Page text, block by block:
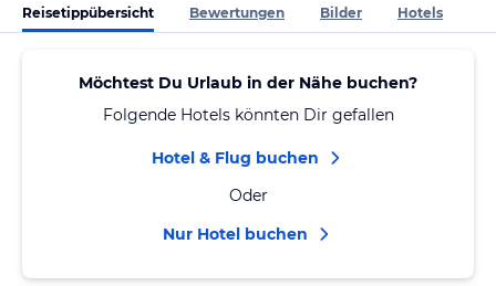
Reisetippübersicht Bewertungen Bilder Hotels
Möchtest Du Urlaub in der Nähe buchen?
Folgende Hotels könnten Dir gefallen
Hotel & Flug buchen
Oder
Nur Hotel buchen